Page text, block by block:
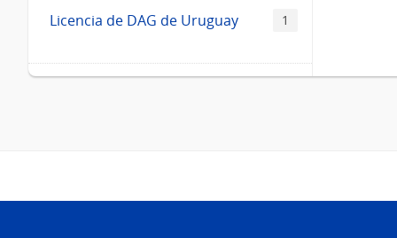
Licencia de DAG de Uruguay 1